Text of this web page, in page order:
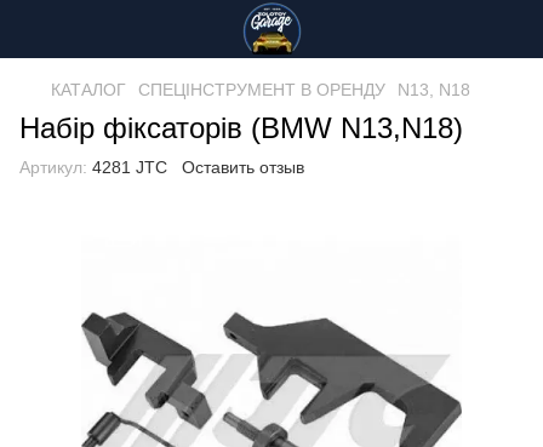
КАТАЛОГ СПЕЦІНСТРУМЕНТ В ОРЕНДУ N13, N18
Набір фіксаторів (BMW N13,N18)
Артикул: 4281 JTC Оставить отзыв